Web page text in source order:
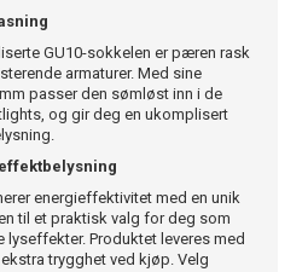
GU10-sokkelen er pæren rask
armaturer. Med sine
passer den sømløst inn i de
og gir deg en ukomplisert
energieffektivitet med en unik
til et praktisk valg for deg som
Produktet leveres med
trygghet ved kjøp. Velg